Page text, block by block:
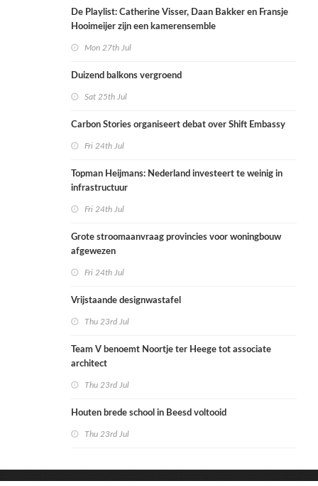
De Playlist: Catherine Visser, Daan Bakker en Fransje
Hooimeijer zijn een kamerensemble
Mon 27th Jul
Duizend balkons vergroend
Sat 25th Jul
Carbon Stories organiseert debat over Shift Embassy
Fri 24th Jul
Topman Heijmans: Nederland investeert te weinig in
infrastructuur
Fri 24th Jul
Grote stroomaanvraag provincies voor woningbouw
afgewezen
Fri 24th Jul
Vrijstaande designwastafel
Thu 23rd Jul
Team V benoemt Noortje ter Heege tot associate
architect
Thu 23rd Jul
Houten brede school in Beesd voltooid
Thu 23rd Jul